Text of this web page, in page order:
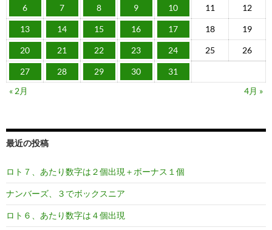
6 7 8 9 10 11 12
13 14 15 16 17 18 19
20 21 22 23 24 25 26
27 28 29 30
31
« 2月
4月 »
最近の投稿
ロト７、あたり数字は２個出現＋ボーナス１個
ナンバーズ、３でボックスニア
ロト６、あたり数字は４個出現